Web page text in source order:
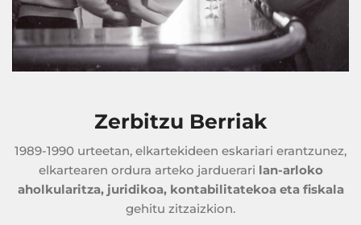
Zerbitzu Berriak
1989-1990 urteetan, elkartekideen eskariari erantzunez,
elkartearen ordura arteko jarduerari lan-arloko
aholkularitza, juridikoa, kontabilitatekoa eta fiskala
gehitu zitzaizkion.